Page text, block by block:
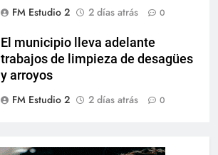
FM Estudio 2
2 días atrás 0
El municipio lleva adelante
trabajos de limpieza de desagües
y arroyos
FM Estudio 2
2 días atrás 0